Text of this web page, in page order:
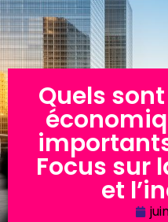
Quels
Focus sur
et